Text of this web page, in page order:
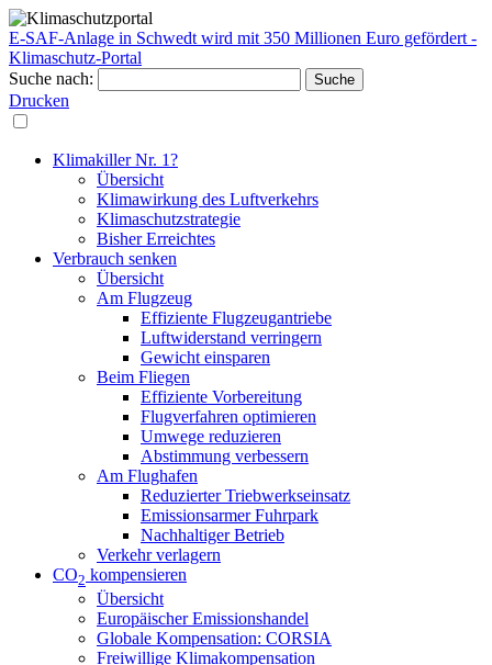
E-SAF-Anlage in Schwedt wird mit 350 Millionen Euro gefördert -
Klimaschutz-Portal
Suche nach:
Drucken
Klimakiller Nr. 1?
Übersicht
Klimawirkung des Luftverkehrs
Klimaschutzstrategie
Bisher Erreichtes
Verbrauch senken
Übersicht
Am Flugzeug
Effiziente Flugzeugantriebe
Luftwiderstand verringern
Gewicht einsparen
Beim Fliegen
Effiziente Vorbereitung
Flugverfahren optimieren
Umwege reduzieren
Abstimmung verbessern
Am Flughafen
Reduzierter Triebwerkseinsatz
Emissionsarmer Fuhrpark
Nachhaltiger Betrieb
Verkehr verlagern
CO2 kompensieren
Übersicht
Europäischer Emissionshandel
Globale Kompensation: CORSIA
Freiwillige Klimakompensation